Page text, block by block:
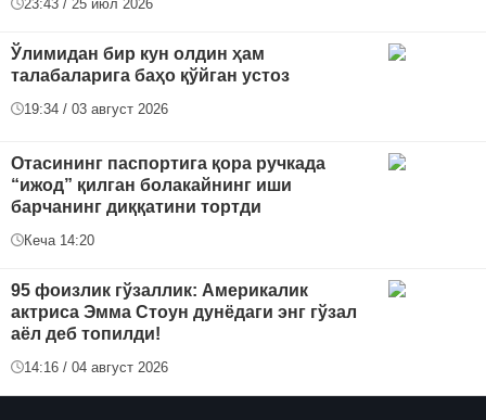
23:43 / 25 июл 2026
Ўлимидан бир кун олдин ҳам
талабаларига баҳо қўйган устоз
19:34 / 03 август 2026
Отасининг паспортига қора ручкада
“ижод” қилган болакайнинг иши
барчанинг диққатини тортди
Кеча 14:20
95 фоизлик гўзаллик: Америкалик
актриса Эмма Стоун дунёдаги энг гўзал
аёл деб топилди!
14:16 / 04 август 2026